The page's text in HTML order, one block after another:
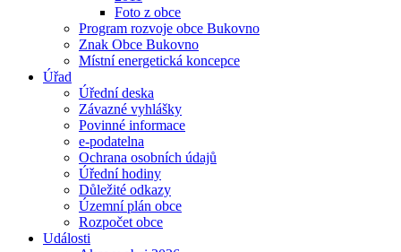
Foto z obce
Program rozvoje obce Bukovno
Znak Obce Bukovno
Místní energetická koncepce
Úřad
Úřední deska
Závazné vyhlášky
Povinné informace
e-podatelna
Ochrana osobních údajů
Úřední hodiny
Důležité odkazy
Územní plán obce
Rozpočet obce
Události